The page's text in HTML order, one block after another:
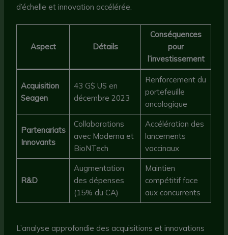
d’échelle et innovation accélérée.
Aspect Détails
Conséquences
pour
l’investissement
Acquisition
Seagen
43 G$ US en
décembre 2023
Renforcement du
portefeuille
oncologique
Partenariats
Innovants
Collaborations
avec Moderna et
BioNTech
Accélération des
lancements
vaccinaux
R&D
Augmentation
des dépenses
(15% du CA)
Maintien
compétitif face
aux concurrents
L’analyse approfondie des acquisitions et innovations